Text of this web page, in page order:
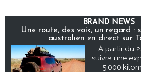
BRAND NEWS
Une route, des voix, un regard :
australien en direct sur
À partir du
suivra une
5 000